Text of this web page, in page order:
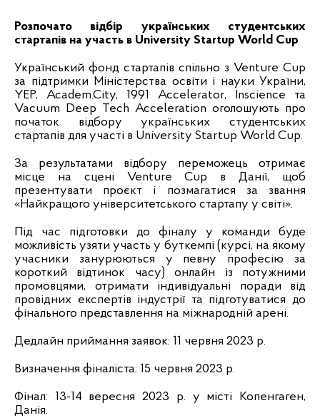
Розпочато відбір українських студентських
стартапів на участь в University Startup World Cup
Український фонд стартапів спільно з Venture Cup
за підтримки Міністерства освіти і науки України,
YEP, Academ.City, 1991 Accelerator, Inscience та
Vacuum Deep Tech Acceleration оголошують про
початок відбору українських студентських
стартапів для участі в University Startup World Cup.
За результатами відбору переможець отримає
місце на сцені Venture Cup в Данії, щоб
презентувати проєкт і позмагатися за звання
«Найкращого університетського стартапу у світі».
Під час підготовки до фіналу у команди буде
можливість узяти участь у буткемпі (курсі, на якому
учасники занурюються у певну професію за
короткий відтинок часу)онлайн із потужними
промовцями, отримати індивідуальні поради від
провідних експертів індустрії та підготуватися до
фінального представлення на міжнародній арені.
Дедлайн приймання заявок: 11 червня 2023 р.
Визначення фіналіста: 15 червня 2023 р.
Фінал: 13-14 вересня 2023 р. у місті Копенгаген,
Данія.